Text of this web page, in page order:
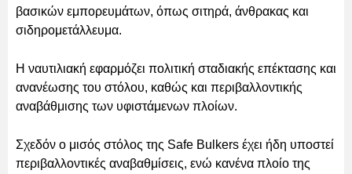
βασικών εμπορευμάτων, όπως σιτηρά, άνθρακας και
σιδηρομετάλλευμα.
Η ναυτιλιακή εφαρμόζει πολιτική σταδιακής επέκτασης και
ανανέωσης του στόλου, καθώς και περιβαλλοντικής
αναβάθμισης των υφιστάμενων πλοίων.
Σχεδόν ο μισός στόλος της Safe Bulkers έχει ήδη υποστεί
περιβαλλοντικές αναβαθμίσεις, ενώ κανένα πλοίο της